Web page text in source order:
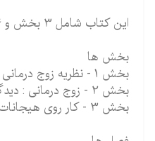
این کتاب شامل 3 بخش و 14 فصل می باشد
بخش ها
بخش 1 - نظریه زوج درمانی هیجان مدار
بخش 2 - زوج درمانی : دیدگاه هیجان مدار
بخش 3 - کار روی هیجانات خاص